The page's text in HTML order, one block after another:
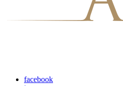
facebook